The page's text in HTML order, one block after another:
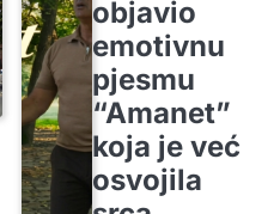
objavio
emotivnu
pjesmu
“Amanet”
koja je već
osvojila